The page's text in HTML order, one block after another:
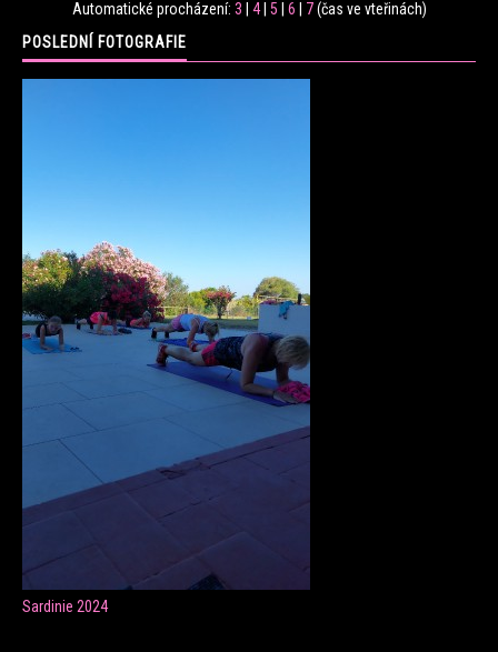
CENÍK
ONLINE LEKCE CVIČENÍ
Automatické procházení: 3 | 4| 5 | 6 | 7(čas ve vteřinách)
POSLEDNÍ FOTOGRAFIE
Sardinie 2024